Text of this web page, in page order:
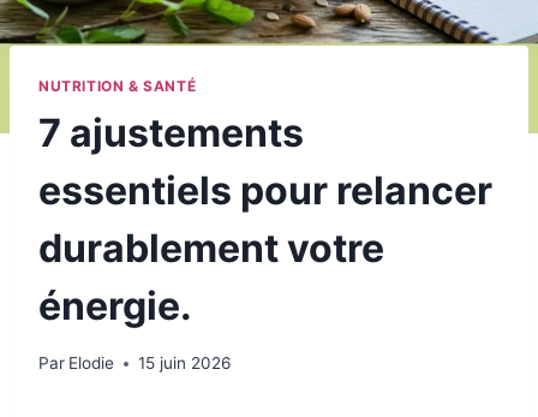
NUTRITION & SANTÉ
7 ajustements
essentiels pour relancer
durablement votre
énergie.
Par Elodie 15 juin 2026